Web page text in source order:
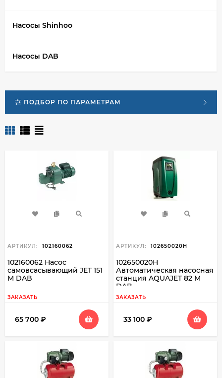
Насосы Shinhoo
Насосы DAB
ПОДБОР ПО ПАРАМЕТРАМ
АРТИКУЛ: 102160062
102160062 Насос
самовсасывающий JET 151
M DAB
ЗАКАЗАТЬ
65 700 ₽
АРТИКУЛ: 102650020H
102650020H
Автоматическая насосная
станция AQUAJET 82 M
DAB
ЗАКАЗАТЬ
33 100 ₽